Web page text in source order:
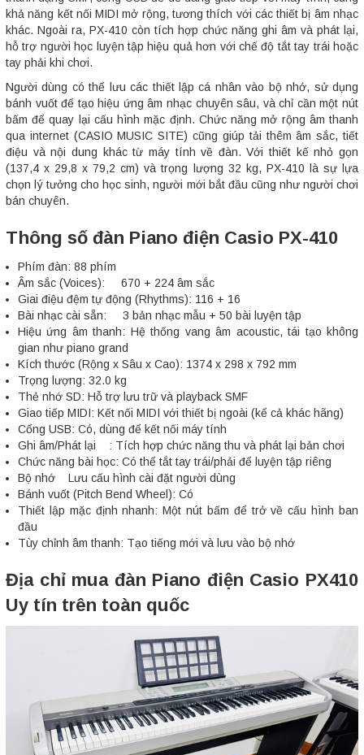
khả năng kết nối MIDI mở rộng, tương thích với các thiết bị âm nhạc
khác. Ngoài ra, PX-410 còn tích hợp chức năng ghi âm và phát lại,
hỗ trợ người học luyện tập hiệu quả hơn với chế độ tắt tay trái hoặc
tay phải khi chơi.
Người dùng có thể lưu các thiết lập cá nhân vào bộ nhớ, sử dụng
bánh vuốt để tạo hiệu ứng âm nhạc chuyên sâu, và chỉ cần một nút
bấm để quay lại cấu hình mặc định. Chức năng mở rộng âm thanh
qua internet (CASIO MUSIC SITE) cũng giúp tải thêm âm sắc, tiết
điệu và nội dung khác từ máy tính về đàn. Với thiết kế nhỏ gọn
(137,4 x 29,8 x 79,2 cm) và trọng lượng 32 kg, PX-410 là sự lựa
chọn lý tưởng cho học sinh, người mới bắt đầu cũng như người chơi
bán chuyên.
Thông số đàn Piano điện Casio PX-410
Phím đàn: 88 phím
Âm sắc (Voices): 670 + 224 âm sắc
Giai điệu đệm tự động (Rhythms): 116 + 16
Bài nhạc cài sẵn: 3 bản nhạc mẫu + 50 bài luyện tập
Hiệu ứng âm thanh: Hệ thống vang âm acoustic, tái tạo không
gian như piano grand
Kích thước (Rộng x Sâu x Cao): 1374 x 298 x 792 mm
Trọng lượng: 32.0 kg
Thẻ nhớ SD: Hỗ trợ lưu trữ và playback SMF
Giao tiếp MIDI: Kết nối MIDI với thiết bị ngoài (kể cả khác hãng)
Cổng USB: Có, dùng để kết nối máy tính
Ghi âm/Phát lại : Tích hợp chức năng thu và phát lại bản chơi
Chức năng bài học: Có thể tắt tay trái/phải để luyện tập riêng
Bộ nhớ Lưu cấu hình cài đặt người dùng
Bánh vuốt (Pitch Bend Wheel): Có
Thiết lập mặc định nhanh: Một nút bấm để trở về cấu hình ban
đầu
Tùy chỉnh âm thanh: Tạo tiếng mới và lưu vào bộ nhớ
Địa chỉ mua đàn Piano điện Casio PX410
Uy tín trên toàn quốc